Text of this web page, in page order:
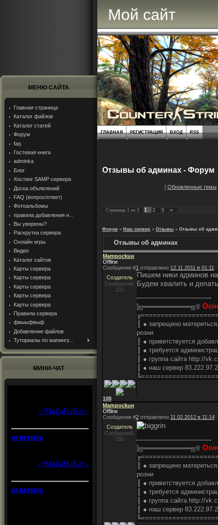
МЕНЮ САЙТА
Главная страница
Каталог файлов
Каталог статей
Форум
faq
Гостевая книга
adminka
Блог
Хостинг SAMP сервера
Доска объявлений
FAQ (вопрос/ответ)
Фотоальбомы
правила добавления н...
Вы уверены?
Раскрутка сервера
Онлайн игры
Видео
Каталог сайтов
Карты сервера
Карты сервера
Карты сервера
Карты сервера
Карты сервера
Правила сервера
фвыыфвыф
Добавление файлов
Туториалы по мапингу...
МИНИ-ЧАТ
Мой сайт
ГЛАВНАЯ РЕГИСТРАЦИЯ ВХОД RSS
Отзывы об админах - Форум
[ Обновленные темы
Страница 1 из 3 1 2 3 »
Форум » Наш сервер » Отзывы » Отзывы об
Отзывы об админах
Mampockuн
Offline
Сообщение #1 отправлено 12.11.2011 в 01:11
Создатель
Сообщений:
231
Пишем ники админов
Будем хвалить и
]ஜ═══════════ஜ۩
║ ● запрещено
розни
║ ● приветствуется
║ ● требуется
║ ● группа сайта http://
║ ● наш сервер
108
Mampockuн
Offline
Сообщение #2 отправлено 11.02.2012 в 11:14
Создатель
Сообщений:
231
]ஜ═══════════ஜ۩
║ ● запрещено
розни
║ ● приветствуется
║ ● требуется
║ ● группа сайта http://
║ ● наш сервер